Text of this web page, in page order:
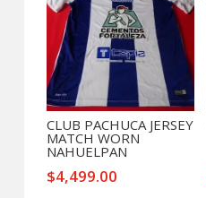
CLUB PACHUCA JERSEY
MATCH WORN
NAHUELPAN
$4,499.00